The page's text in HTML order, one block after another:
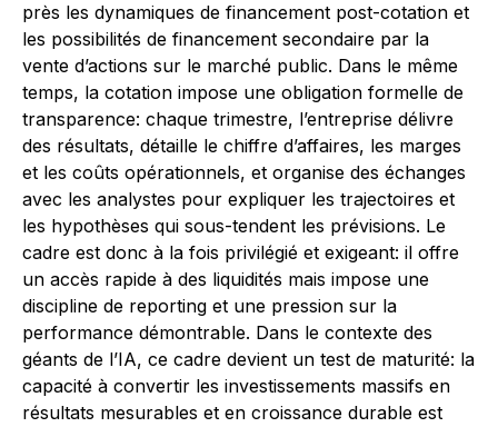
près les dynamiques de financement post-cotation et
les possibilités de financement secondaire par la
vente d’actions sur le marché public. Dans le même
temps, la cotation impose une obligation formelle de
transparence: chaque trimestre, l’entreprise délivre
des résultats, détaille le chiffre d’affaires, les marges
et les coûts opérationnels, et organise des échanges
avec les analystes pour expliquer les trajectoires et
les hypothèses qui sous-tendent les prévisions. Le
cadre est donc à la fois privilégié et exigeant: il offre
un accès rapide à des liquidités mais impose une
discipline de reporting et une pression sur la
performance démontrable. Dans le contexte des
géants de l’IA, ce cadre devient un test de maturité: la
capacité à convertir les investissements massifs en
résultats mesurables et en croissance durable est